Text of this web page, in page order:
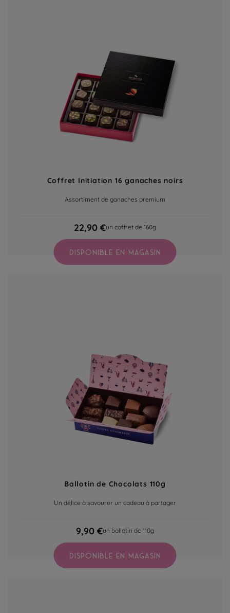
Coffret Initiation 16 ganaches noirs
Assortiment de ganaches premium
22,90 €un coffret de 160g
DISPONIBLE EN MAGASIN
Ballotin de Chocolats 110g
Un délice à savourer un cadeau à partager
9,90 €un ballotin de 110g
DISPONIBLE EN MAGASIN